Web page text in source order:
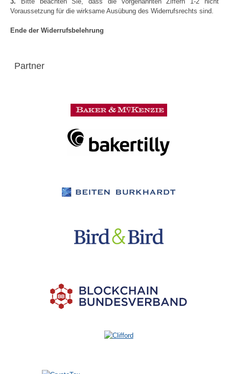
Voraussetzung für die wirksame Ausübung des Widerrufsrechts sind.
Ende der Widerrufsbelehrung
Partner